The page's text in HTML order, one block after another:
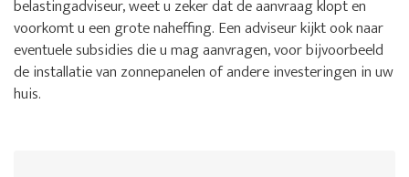
belastingadviseur, weet u zeker dat de aanvraag klopt en
voorkomt u een grote naheffing. Een adviseur kijkt ook naar
eventuele subsidies die u mag aanvragen, voor bijvoorbeeld
de installatie van zonnepanelen of andere investeringen in uw
huis.